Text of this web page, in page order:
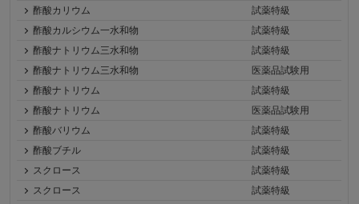
酢酸カリウム
試薬特級
酢酸カルシウム一水和物
試薬特級
酢酸ナトリウム三水和物
試薬特級
酢酸ナトリウム三水和物
医薬品試験用
酢酸ナトリウム
試薬特級
酢酸ナトリウム
医薬品試験用
酢酸バリウム
試薬特級
酢酸ブチル
試薬特級
スクロース
試薬特級
スクロース
試薬特級